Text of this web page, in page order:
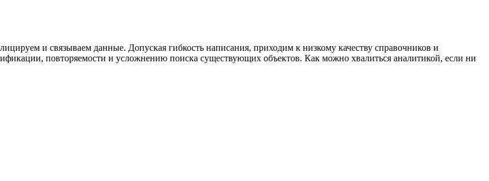
и связываем данные. Допуская гибкость написания, приходим к низкому качеству справочников и
повторяемости и усложнению поиска существующих объектов. Как можно хвалиться аналитикой, если ни